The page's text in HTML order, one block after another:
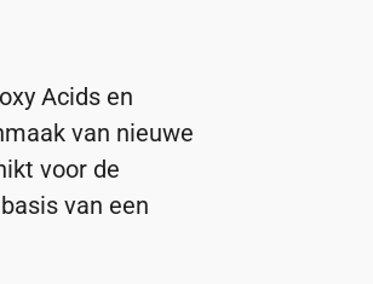
Acids en
van nieuwe
voor de
van een